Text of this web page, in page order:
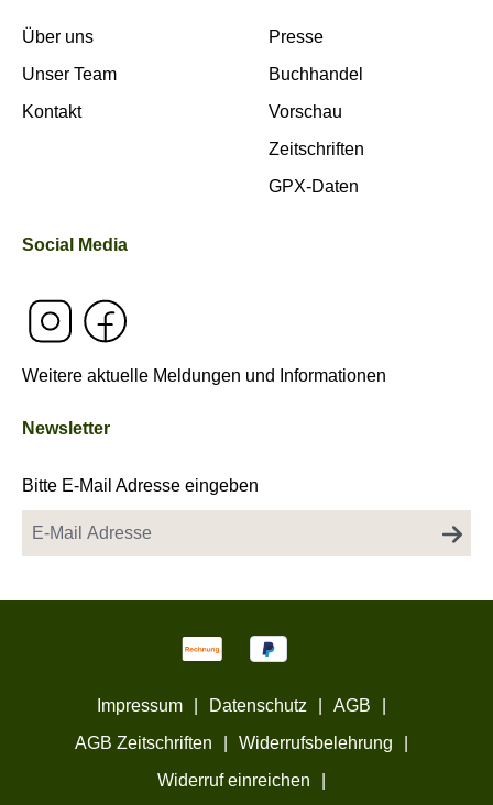
Über uns
Unser Team
Kontakt
Presse
Buchhandel
Vorschau
Zeitschriften
GPX-Daten
Social Media
Weitere aktuelle Meldungen und Informationen
Newsletter
Bitte E-Mail Adresse eingeben
Impressum Datenschutz AGB
AGB Zeitschriften
Widerrufsbelehrung
Widerruf einreichen